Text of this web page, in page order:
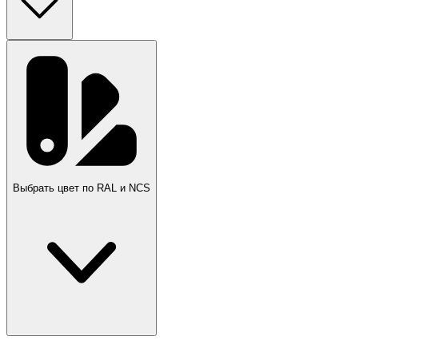
Выбрать цвет по RAL и NCS